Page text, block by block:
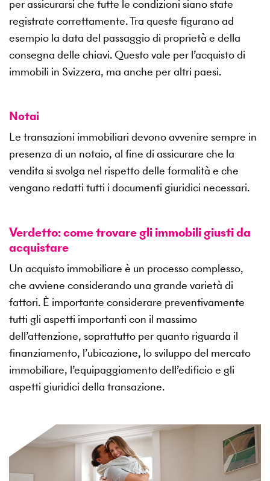
per assicurarsi che tutte le condizioni siano state
registrate correttamente. Tra queste figurano ad
esempio la data del passaggio di proprietà e della
consegna delle chiavi. Questo vale per l’acquisto di
immobili in Svizzera, ma anche per altri paesi.
Notai
Le transazioni immobiliari devono avvenire sempre in
presenza di un notaio, al fine di assicurare che la
vendita si svolga nel rispetto delle formalità e che
vengano redatti tutti i documenti giuridici necessari.
Verdetto: come trovare gli immobili giusti da
acquistare
Un acquisto immobiliare è un processo complesso,
che avviene considerando una grande varietà di
fattori. È importante considerare preventivamente
tutti gli aspetti importanti con il massimo
dell’attenzione, soprattutto per quanto riguarda il
finanziamento, l’ubicazione, lo sviluppo del mercato
immobiliare, l’equipaggiamento dell’edificio e gli
aspetti giuridici della transazione.